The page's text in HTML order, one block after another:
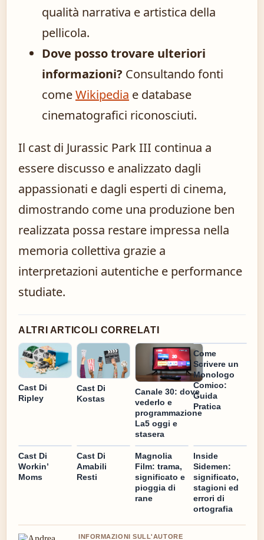
qualità narrativa e artistica della
pellicola.
Dove posso trovare ulteriori
informazioni? Consultando fonti
comeWikipedia e database
cinematografici riconosciuti.
Il cast di Jurassic Park III continua a
essere discusso e analizzato dagli
appassionati e dagli esperti di cinema,
dimostrando come una produzione ben
realizzata possa restare impressa nella
memoria collettiva grazie a
interpretazioni autentiche e performance
studiate.
ALTRI ARTICOLI CORRELATI
Cast Di
Ripley
Cast Di
Kostas
Canale 30: dove
vederlo e
programmazione
La5 oggi e
stasera
Come
Scrivere un
Monologo
Comico:
Guida
Pratica
Cast Di
Workin’
Moms
Cast Di
Amabili
Resti
Magnolia
Film: trama,
significato e
pioggia di
rane
Inside
Sidemen:
significato,
stagioni ed
errori di
ortografia
INFORMAZIONI SULL'AUTORE